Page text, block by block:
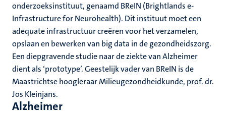
onderzoeksinstituut, genaamd BReIN (Brightlands e-
Infrastructure for Neurohealth). Dit instituut moet een
adequate infrastructuur creëren voor het verzamelen,
opslaan en bewerken van big data in de gezondheidszorg.
Een diepgravende studie naar de ziekte van Alzheimer
dient als ‘prototype’. Geestelijk vader van BReIN is de
Maastrichtse hoogleraar Milieugezondheidkunde, prof. dr.
Jos Kleinjans.
Alzheimer